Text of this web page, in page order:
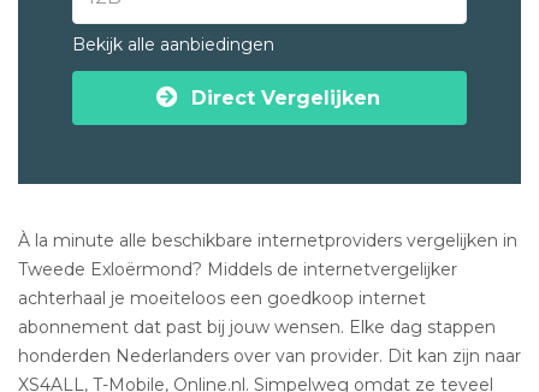
Bekijk alle aanbiedingen
Direct Vergelijken
À la minute alle beschikbare internetproviders vergelijken in
Tweede Exloërmond? Middels de internetvergelijker
achterhaal je moeiteloos een goedkoop internet
abonnement dat past bij jouw wensen. Elke dag stappen
honderden Nederlanders over van provider. Dit kan zijn naar
XS4ALL, T-Mobile, Online.nl. Simpelweg omdat ze teveel